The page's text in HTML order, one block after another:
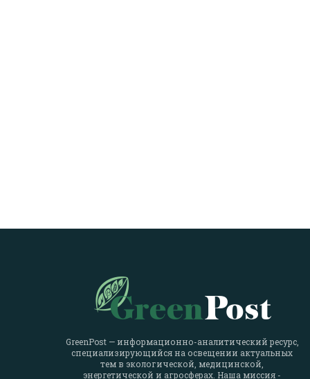
GreenPost — информационно-аналитический ресурс,
специализирующийся на освещении актуальных
тем в экологической, медицинской,
энергетической и агросферах. Наша миссия -